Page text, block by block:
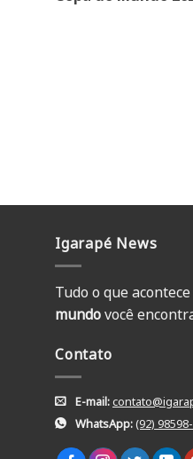
Igarapé News
Tudo o que
mundovocê
Contato
E-mail:
WhatsApp:(92)